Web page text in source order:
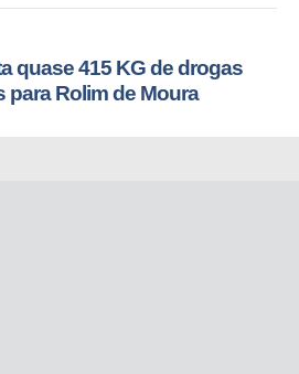
quase 415 KG de drogas
para Rolim de Moura